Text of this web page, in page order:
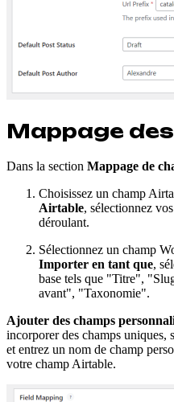
Mappage
Dans la section Mappage de
Choisissez un champ
Airtable, sélectionnez
déroulant.
Sélectionnez un champ
Importer en tant que,
base tels que "Titre",
avant", "Taxonomie".
Ajouter des champs
incorporer des champs uniques,
et entrez un nom de champ
votre champ Airtable.